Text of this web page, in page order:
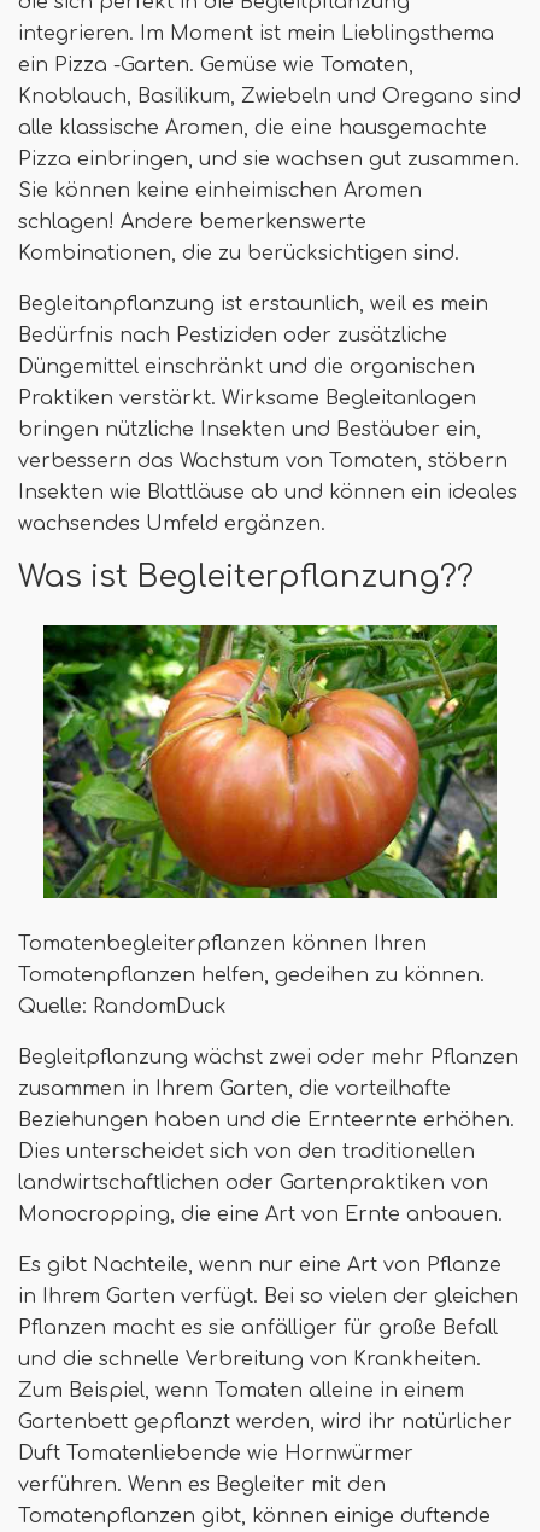
integrieren. Im Moment ist mein Lieblingsthema
ein Pizza -Garten. Gemüse wie Tomaten,
Knoblauch, Basilikum, Zwiebeln und Oregano sind
alle klassische Aromen, die eine hausgemachte
Pizza einbringen, und sie wachsen gut zusammen.
Sie können keine einheimischen Aromen
schlagen! Andere bemerkenswerte
Kombinationen, die zu berücksichtigen sind.
Begleitanpflanzung ist erstaunlich, weil es mein
Bedürfnis nach Pestiziden oder zusätzliche
Düngemittel einschränkt und die organischen
Praktiken verstärkt. Wirksame Begleitanlagen
bringen nützliche Insekten und Bestäuber ein,
verbessern das Wachstum von Tomaten, stöbern
Insekten wie Blattläuse ab und können ein ideales
wachsendes Umfeld ergänzen.
Was ist Begleiterpflanzung??
Tomatenbegleiterpflanzen können Ihren
Tomatenpflanzen helfen, gedeihen zu können.
Quelle: RandomDuck
Begleitpflanzung wächst zwei oder mehr Pflanzen
zusammen in Ihrem Garten, die vorteilhafte
Beziehungen haben und die Ernteernte erhöhen.
Dies unterscheidet sich von den traditionellen
landwirtschaftlichen oder Gartenpraktiken von
Monocropping, die eine Art von Ernte anbauen.
Es gibt Nachteile, wenn nur eine Art von Pflanze
in Ihrem Garten verfügt. Bei so vielen der gleichen
Pflanzen macht es sie anfälliger für große Befall
und die schnelle Verbreitung von Krankheiten.
Zum Beispiel, wenn Tomaten alleine in einem
Gartenbett gepflanzt werden, wird ihr natürlicher
Duft Tomatenliebende wie Hornwürmer
verführen. Wenn es Begleiter mit den
Tomatenpflanzen gibt, können einige duftende